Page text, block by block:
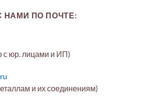
НАМИ ПО ПОЧТЕ:
с юр. лицами и ИП)
и их соединениям)